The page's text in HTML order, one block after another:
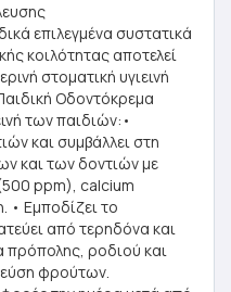
επιλεγμένα συστατικά
κοιλότητας αποτελεί
στοματική υγιεινή
Οδοντόκρεμα
των παιδιών:•
και συμβάλλει στη
και των δοντιών με
ppm), calcium
• Εμποδίζει το
από τερηδόνα και
πρόπολης, ροδιού και
φρούτων.